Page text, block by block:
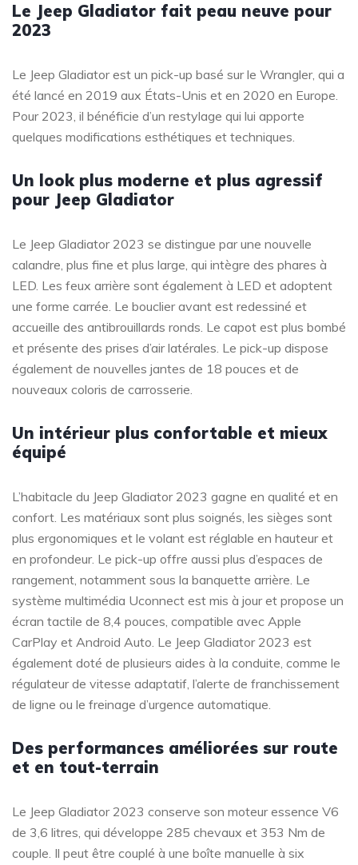
Le Jeep Gladiator fait peau neuve pour
2023
Le Jeep Gladiator est un pick-up basé sur le Wrangler, qui a
été lancé en 2019 aux États-Unis et en 2020 en Europe.
Pour 2023, il bénéficie d’un restylage qui lui apporte
quelques modifications esthétiques et techniques.
Un look plus moderne et plus agressif
pour Jeep Gladiator
Le Jeep Gladiator 2023 se distingue par une nouvelle
calandre, plus fine et plus large, qui intègre des phares à
LED. Les feux arrière sont également à LED et adoptent
une forme carrée. Le bouclier avant est redessiné et
accueille des antibrouillards ronds. Le capot est plus bombé
et présente des prises d’air latérales. Le pick-up dispose
également de nouvelles jantes de 18 pouces et de
nouveaux coloris de carrosserie.
Un intérieur plus confortable et mieux
équipé
L’habitacle du Jeep Gladiator 2023 gagne en qualité et en
confort. Les matériaux sont plus soignés, les sièges sont
plus ergonomiques et le volant est réglable en hauteur et
en profondeur. Le pick-up offre aussi plus d’espaces de
rangement, notamment sous la banquette arrière. Le
système multimédia Uconnect est mis à jour et propose un
écran tactile de 8,4 pouces, compatible avec Apple
CarPlay et Android Auto. Le Jeep Gladiator 2023 est
également doté de plusieurs aides à la conduite, comme le
régulateur de vitesse adaptatif, l’alerte de franchissement
de ligne ou le freinage d’urgence automatique.
Des performances améliorées sur route
et en tout-terrain
Le Jeep Gladiator 2023 conserve son moteur essence V6
de 3,6 litres, qui développe 285 chevaux et 353 Nm de
couple. Il peut être couplé à une boîte manuelle à six